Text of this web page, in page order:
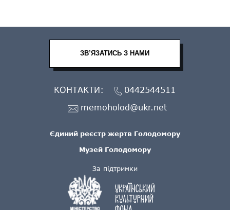
За підтримки
Єдиний реєстр жертв Голодомору
Музей Голодомору
ЗВ’ЯЗАТИСЬ З НАМИ
КОНТАКТИ:
0442544511
memoholod@ukr.net